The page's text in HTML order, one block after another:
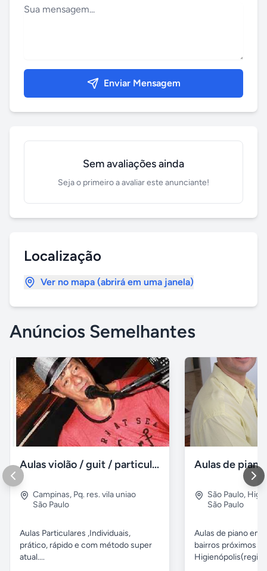
Enviar Mensagem
Sem avaliações ainda
Seja o primeiro a avaliar este anunciante!
Localização
Ver no mapa (abrirá em uma janela)
Anúncios Semelhantes
Aulas violão / guit / particular
Campinas, Pq. res. vila uniao
São Paulo
Aulas Particulares ,Individuais,
prático, rápido e com método super
atual....
São Paulo,
São Paulo
Aulas de piano em
bairros próximos